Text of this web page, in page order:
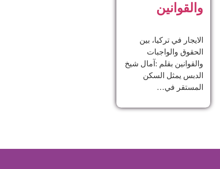
والقوانين
الايجار في تركيا، بين
الحقوق والواجبات
والقوانين بقلم :آمال شيخ
الدبس يمثل السكن
المستقر في…